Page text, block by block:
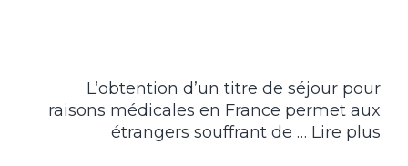
L’obtention d’un titre de séjour pour
raisons médicales en France permet aux
étrangers souffrant de … Lire plus